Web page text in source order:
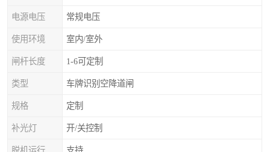
电源电压 常规电压
使用环境 室内/室外
闸杆长度 1-6可定制
类型 车牌识别空降道闸
规格 定制
补光灯 开/关控制